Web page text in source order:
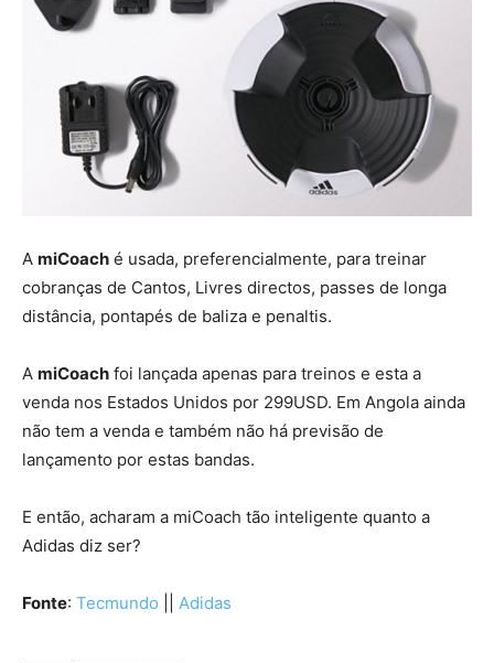
A miCoach é usada, preferencialmente, para treinar
cobranças de Cantos, Livres directos, passes de longa
distância, pontapés de baliza e penaltis.
A miCoach foi lançada apenas para treinos e esta a
venda nos Estados Unidos por 299USD. Em Angola ainda
não tem a venda e também não há previsão de
lançamento por estas bandas.
E então, acharam a miCoach tão inteligente quanto a
Adidas diz ser?
Fonte: Tecmundo Adidas